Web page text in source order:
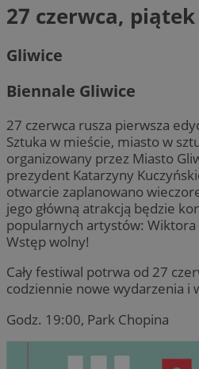
27 czerwca, piątek
Gliwice
Biennale Gliwice
27 czerwca rusza pierwsza
Sztuka w mieście, miasto w
organizowany przez Miasto
prezydent Katarzyny
otwarcie zaplanowano
jego główną atrakcją będzie
popularnych artystów: Wiktora
Wstęp wolny!
Cały festiwal potrwa od 27
codziennie nowe wydarzenia i
Godz. 19:00, Park Chopina